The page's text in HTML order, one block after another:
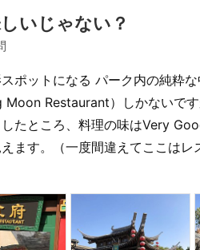
いじゃない？
ポットになる パーク内の純粋
Restaurant）しかないで
たところ、料理の味はVery
ます。（一度間違えてここは